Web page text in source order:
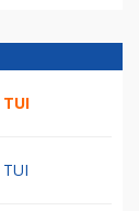
TUI
TUI